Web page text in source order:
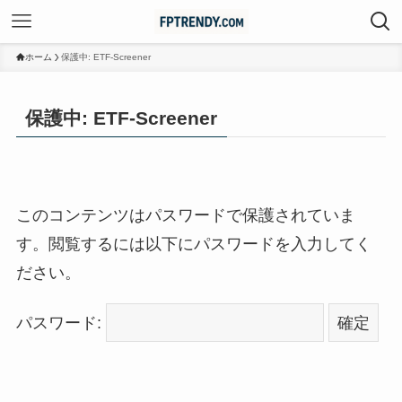
ホーム 保護中: ETF-Screener
保護中: ETF-Screener
このコンテンツはパスワードで保護されていま
す。閲覧するには以下にパスワードを入力してく
ださい。
パスワード: